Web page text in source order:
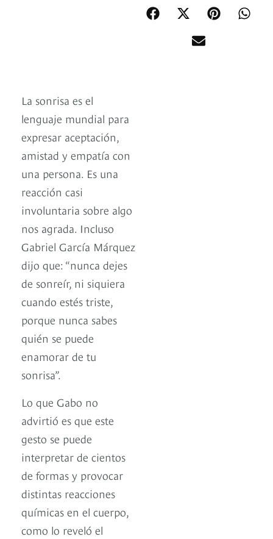
La sonrisa es el
lenguaje mundial para
expresar aceptación,
amistad y empatía con
una persona. Es una
reacción casi
involuntaria sobre algo
nos agrada. Incluso
Gabriel García Márquez
dijo que: “nunca dejes
de sonreír, ni siquiera
cuando estés triste,
porque nunca sabes
quién se puede
enamorar de tu
sonrisa”.
Lo que Gabo no
advirtió es que este
gesto se puede
interpretar de cientos
de formas y provocar
distintas reacciones
químicas en el cuerpo,
como lo reveló el